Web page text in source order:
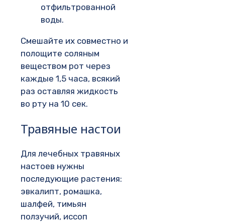
отфильтрованной
воды.
Смешайте их совместно и
полощите соляным
веществом рот через
каждые 1,5 часа, всякий
раз оставляя жидкость
во рту на 10 сек.
Травяные настои
Для лечебных травяных
настоев нужны
последующие растения:
эвкалипт, ромашка,
шалфей, тимьян
ползучий, иссоп